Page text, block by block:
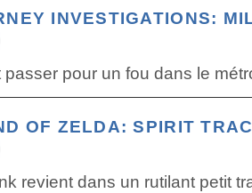
INVESTIGATIONS:
passer pour un fou dans le
OF ZELDA: SPIRIT
revient dans un rutilant petit